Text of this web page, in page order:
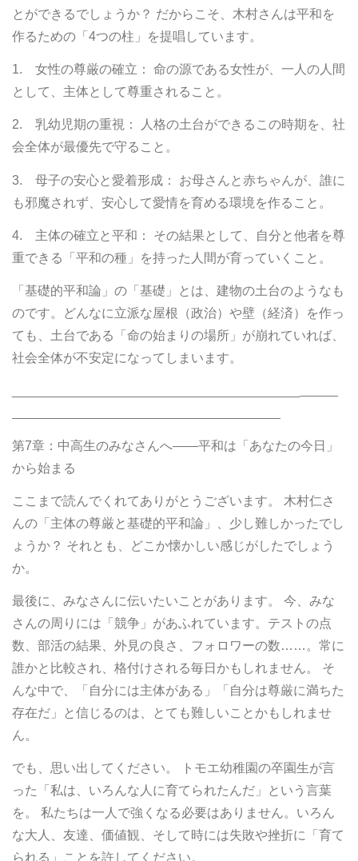
とができるでしょうか？ だからこそ、木村さんは平和を
作るための「4つの柱」を提唱しています。
1. 女性の尊厳の確立： 命の源である女性が、一人の人間
として、主体として尊重されること。
2. 乳幼児期の重視： 人格の土台ができるこの時期を、社
会全体が最優先で守ること。
3. 母子の安心と愛着形成： お母さんと赤ちゃんが、誰に
も邪魔されず、安心して愛情を育める環境を作ること。
4. 主体の確立と平和： その結果として、自分と他者を尊
重できる「平和の種」を持った人間が育っていくこと。
「基礎的平和論」の「基礎」とは、建物の土台のようなも
のです。どんなに立派な屋根（政治）や壁（経済）を作っ
ても、土台である「命の始まりの場所」が崩れていれば、
社会全体が不安定になってしまいます。
第7章：中高生のみなさんへ――平和は「あなたの今日」
から始まる
ここまで読んでくれてありがとうございます。 木村仁さ
んの「主体の尊厳と基礎的平和論」、少し難しかったでし
ょうか？ それとも、どこか懐かしい感じがしたでしょう
か。
最後に、みなさんに伝いたいことがあります。 今、みな
さんの周りには「競争」があふれています。テストの点
数、部活の結果、外見の良さ、フォロワーの数……。常に
誰かと比較され、格付けされる毎日かもしれません。 そ
んな中で、「自分には主体がある」「自分は尊厳に満ちた
存在だ」と信じるのは、とても難しいことかもしれませ
ん。
でも、思い出してください。 トモエ幼稚園の卒園生が言
った「私は、いろんな人に育てられたんだ」という言葉
を。 私たちは一人で強くなる必要はありません。いろん
な大人、友達、価値観、そして時には失敗や挫折に「育て
られる」ことを許してください。